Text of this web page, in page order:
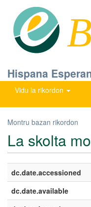
Hispana
Vidu la rikordon
Montru bazan rikordon
La skolta
dc.date.accessioned
dc.date.available